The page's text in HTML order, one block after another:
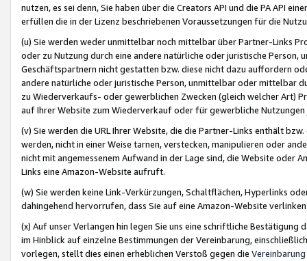
nutzen, es sei denn, Sie haben über die Creators API und die PA API
erfüllen die in der Lizenz beschriebenen Voraussetzungen für die
(u) Sie werden weder unmittelbar noch mittelbar über Partner-Links
oder zu Nutzung durch eine andere natürliche oder juristische
Geschäftspartnern nicht gestatten bzw. diese nicht dazu auffordern
andere natürliche oder juristische Person, unmittelbar oder mittelbar
zu Wiederverkaufs- oder gewerblichen Zwecken (gleich welcher Art)
auf Ihrer Website zum Wiederverkauf oder für gewerbliche
(v) Sie werden die URL Ihrer Website, die die Partner-Links enthält
werden, nicht in einer Weise tarnen, verstecken, manipulieren oder
nicht mit angemessenem Aufwand in der Lage sind, die Website oder
Links eine Amazon-Website aufruft.
(w) Sie werden keine Link-Verkürzungen, Schaltflächen, Hyperlinks
dahingehend hervorrufen, dass Sie auf eine Amazon-Website
(x) Auf unser Verlangen hin legen Sie uns eine schriftliche
im Hinblick auf einzelne Bestimmungen der Vereinbarung,
vorlegen, stellt dies einen erheblichen Verstoß gegen die Vereinbarung